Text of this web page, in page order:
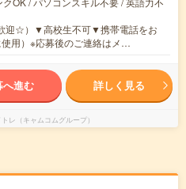
迎☆）▼高校生不可▼携帯電話をお
用）※応募後のご連絡はメ…
へ進む 詳しく見る
レ（キャムコムグループ）